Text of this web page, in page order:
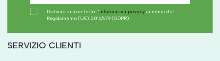
Dichiaro di aver letto l'informativa privacy ai sensi del
Regolamento (UE) 2016/679 (GDPR).
SERVIZIO CLIENTI